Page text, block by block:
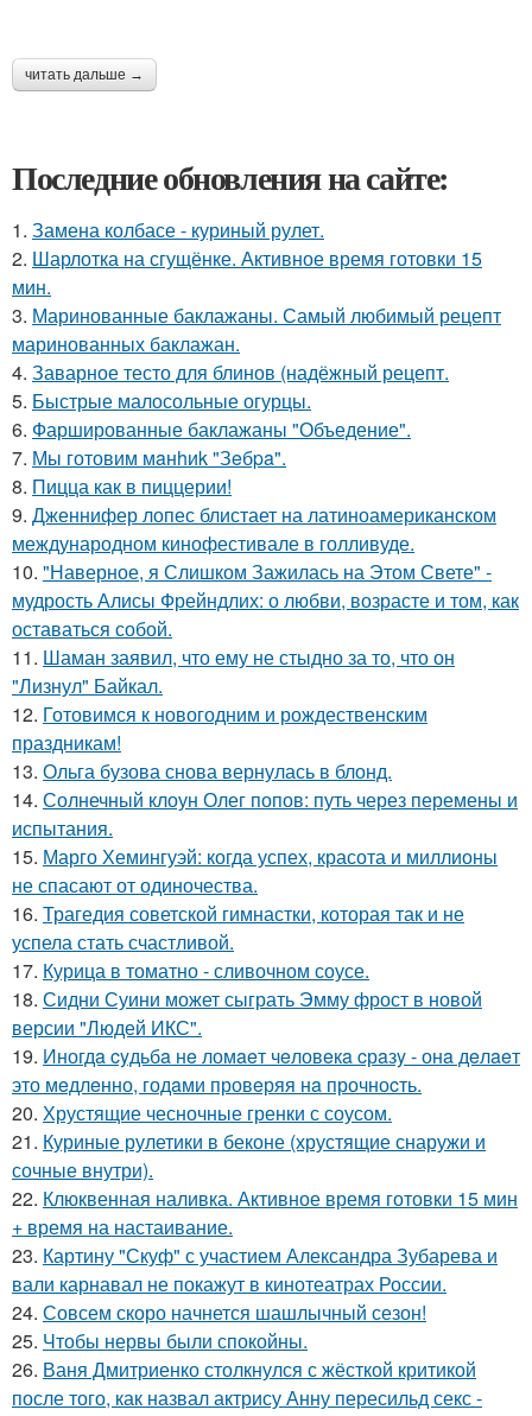
читать дальше →
Последние обновления на сайте:
1. Замена колбасе - куриный рулет.
2. Шарлотка на сгущёнке. Активное время готовки 15
мин.
3. Маринованные баклажаны. Самый любимый рецепт
маринованных баклажан.
4. Заварное тесто для блинов (надёжный рецепт.
5. Быстрые малосольные огурцы.
6. Фаршированные баклажаны "Объедение".
7. Мы готовим мaнhиk "Зeбpa".
8. Пицца как в пиццерии!
9. Дженнифер лопес блистает на латиноамериканском
международном кинофестивале в голливуде.
10. "Наверное, я Слишком Зажилась на Этом Свете" -
мудрость Алисы Фрейндлих: о любви, возрасте и том, как
оставаться собой.
11. Шаман заявил, что ему не стыдно за то, что он
"Лизнул" Байкал.
12. Готовимся к новогодним и рождественским
праздникам!
13. Ольга бузова снова вернулась в блонд.
14. Солнечный клоун Олег попов: путь через перемены и
испытания.
15. Марго Хемингуэй: когда успех, красота и миллионы
не спасают от одиночества.
16. Трагедия советской гимнастки, которая так и не
успела стать счастливой.
17. Курица в томатно - сливочном соусе.
18. Сидни Суини может сыграть Эмму фрост в новой
версии "Людей ИКС".
19. Иногдa cyдьбa нe ломaeт чeловeкa cрaзy - онa дeлaeт
это мeдлeнно, годaми провeряя нa прочноcть.
20. Хрустящие чесночные гренки с соусом.
21. Куриные рулетики в беконе (хрустящие снаружи и
сочные внутри).
22. Клюквенная наливка. Активное время готовки 15 мин
+ время на настаивание.
23. Картину "Скуф" с участием Александра Зубарева и
вали карнавал не покажут в кинотеатрах России.
24. Совсем скоро начнется шашлычный сезон!
25. Чтобы нервы были спокойны.
26. Ваня Дмитриенко столкнулся с жёсткой критикой
после того, как назвал актрису Анну пересильд секс -